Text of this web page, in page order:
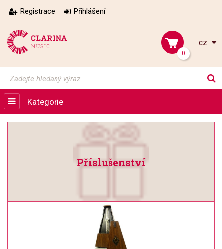
Registrace Přihlášení
0
cz
Kategorie
Příslušenství